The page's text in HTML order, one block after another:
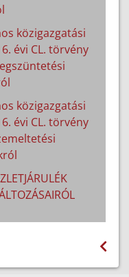
közigazgatási
évi CL. törvény
közigazgatási
évi CL. törvény